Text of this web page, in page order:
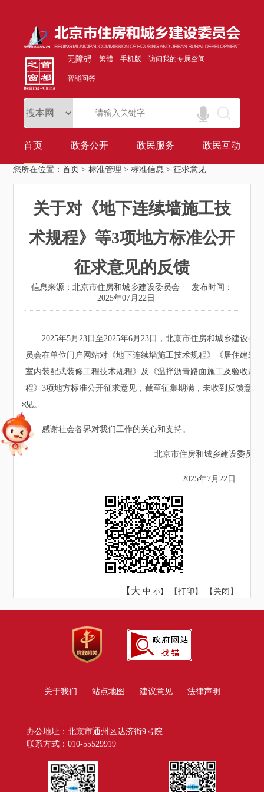
无障碍 繁體 手机版 访问我的专属空间
智能问答
首页 政务公开 政民服务 政民互动
您所在位置：首页 >标准管理 >标准信息 >征求意见
关于对《地下连续墙施工技
术规程》等3项地方标准公开
征求意见的反馈
信息来源：北京市住房和城乡建设委员会
发布时间：
2025年07月22日
2025年5月23日至2025年6月23日，北京市住房和城乡建设委
员会在单位门户网站对《地下连续墙施工技术规程》《居住建筑
室内装配式装修工程技术规程》及《温拌沥青路面施工及验收规
程》3项地方标准公开征求意见，截至征集期满，未收到反馈意
见。
感谢社会各界对我们工作的关心和支持。
北京市住房和城乡建设委员会
2025年7月22日
【大 中 小】 【打印 】 【 关闭 】
+
关于我们 站点地图 建议意见 法律声明
办公地址：北京市通州区达济街9号院
联系方式：010-55529919